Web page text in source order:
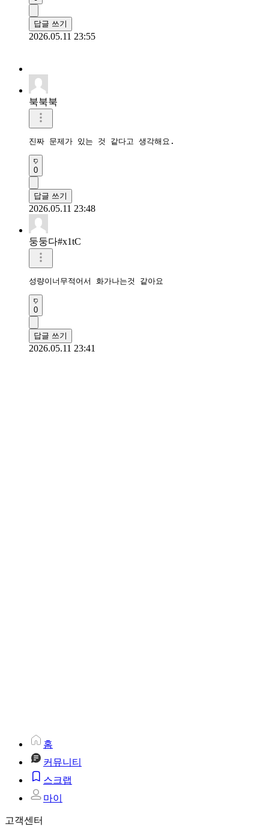
답글 쓰기
2026.05.11 23:55
북북북
진짜 문제가 있는 것 같다고 생각해요.
0
답글 쓰기
2026.05.11 23:48
둥둥다#x1tC
성량이너무적어서 화가나는것 같아요
0
답글 쓰기
2026.05.11 23:41
홈
커뮤니티
스크랩
마이
고객센터